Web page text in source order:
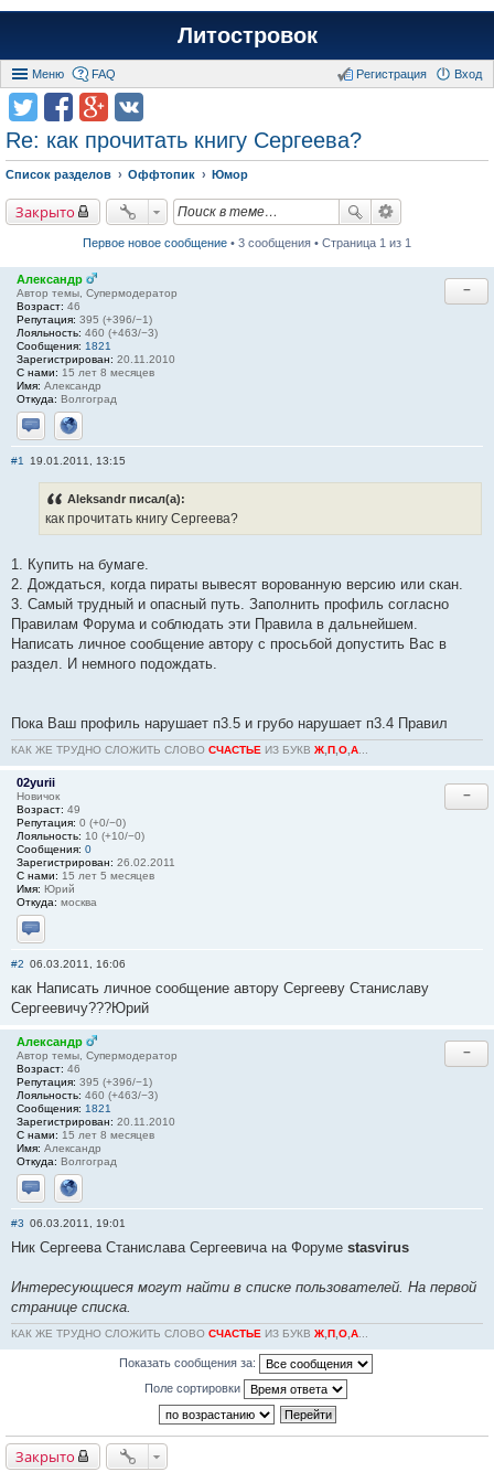
Литостровок
Меню FAQ Вход
Регистрация
Re: как прочитать книгу Сергеева?
Список разделов Оффтопик Юмор
Закрыто
Первое новое сообщение • 3 сообщения • Страница 1 из 1
Александр
Автор темы, Супермодератор
Возраст: 46
Репутация: 395 (+396/−1)
Лояльность: 460 (+463/−3)
Сообщения: 1821
Зарегистрирован: 20.11.2010
С нами: 15 лет 8 месяцев
Имя: Александр
Откуда: Волгоград
Отправить личное сообщение
Сайт
−
#1 19.01.2011, 13:15
Aleksandr писал(а):
как прочитать книгу Сергеева?
1. Купить на бумаге.
2. Дождаться, когда пираты вывесят ворованную версию или скан.
3. Самый трудный и опасный путь. Заполнить профиль согласно
Правилам Форума и соблюдать эти Правила в дальнейшем.
Написать личное сообщение автору с просьбой допустить Вас в
раздел. И немного подождать.
Пока Ваш профиль нарушает п3.5 и грубо нарушает п3.4 Правил
КАК ЖЕ ТРУДНО СЛОЖИТЬ СЛОВО СЧАСТЬЕ ИЗ БУКВ Ж П О А
02yurii
Новичок
Возраст: 49
Репутация: 0 (+0/−0)
Лояльность: 10 (+10/−0)
Сообщения: 0
Зарегистрирован: 26.02.2011
С нами: 15 лет 5 месяцев
Имя: Юрий
Откуда: москва
Отправить личное сообщение
−
#2 06.03.2011, 16:06
как Написать личное сообщение автору Сергееву Станиславу
Сергеевичу???Юрий
Александр
Автор темы, Супермодератор
Возраст: 46
Репутация: 395 (+396/−1)
Лояльность: 460 (+463/−3)
Сообщения: 1821
Зарегистрирован: 20.11.2010
С нами: 15 лет 8 месяцев
Имя: Александр
Откуда: Волгоград
Отправить личное сообщение
Сайт
−
#3 06.03.2011, 19:01
Ник Сергеева Станислава Сергеевича на Форуме stasvirus
Интересующиеся могут найти в списке пользователей. На первой
странице списка.
КАК ЖЕ ТРУДНО СЛОЖИТЬ СЛОВО СЧАСТЬЕ ИЗ БУКВ Ж П О А
Показать сообщения за:
Поле сортировки
Закрыто